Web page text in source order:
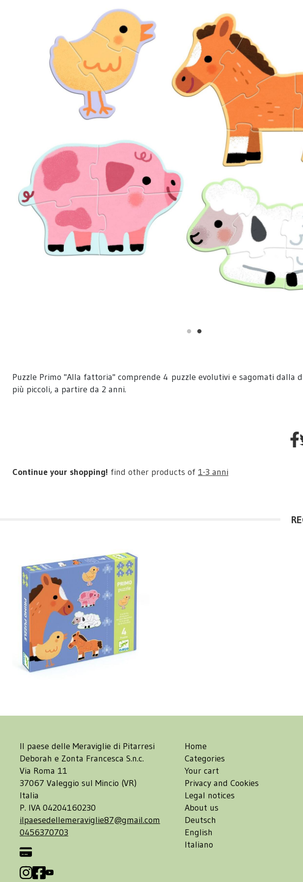
Puzzle Primo "Alla fattoria" comprende 4 puzzle evolutivi e sagomati
più piccoli, a partire da 2 anni.
Continue your shopping! find other products of 1-3 anni
Il paese delle Meraviglie di Pitarresi
Deborah e Zonta Francesca S.n.c.
Via Roma 11
37067 Valeggio sul Mincio (VR)
Italia
P. IVA 04204160230
ilpaesedellemeraviglie87@gmail.com
0456370703
Home
Categories
Your cart
Privacy and Cookies
Legal notices
About us
Deutsch
English
Italiano